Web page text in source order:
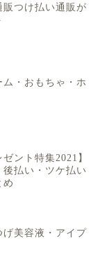
販つけ払い通販が
・おもちゃ・ホ
ント特集2021】
払い・ツケ払い
め
げ美容液・アイプ